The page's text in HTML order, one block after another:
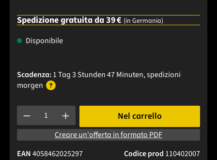
Spedizione gratuita da 39 € (in Germania)
Disponibile
Scadenza:1 Tag 3 Stunden 47 Minuten, spedizioni
morgen
Quantità del prodotto: inserisci la quantità desiderata o
Nel carrello
Creare un'offerta in formato PDF
Codice prod 110402007
EAN4058462025297